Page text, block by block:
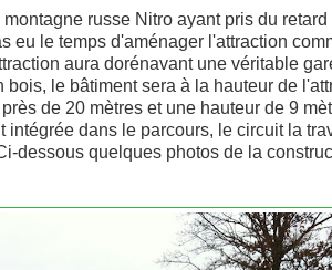
russe Nitro ayant pris du
eu le temps d'aménager l'attraction
aura dorénavant une véritable
bois, le bâtiment sera à la hauteur de
de 20 mètres et une hauteur de 9
intégrée dans le parcours, le circuit la
dessous quelques photos de la